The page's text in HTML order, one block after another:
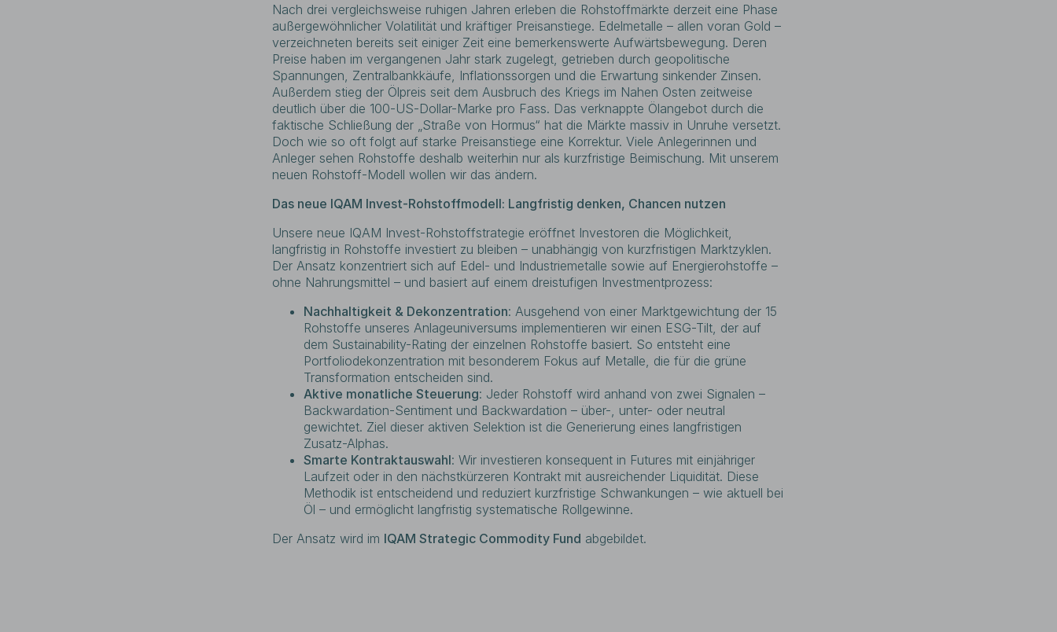
Nach drei vergleichsweise ruhigen Jahren erleben die Rohstoffmärkte derzeit eine Phase
außergewöhnlicher Volatilität und kräftiger Preisanstiege. Edelmetalle – allen voran Gold –
verzeichneten bereits seit einiger Zeit eine bemerkenswerte Aufwärtsbewegung. Deren
Preise haben im vergangenen Jahr stark zugelegt, getrieben durch geopolitische
Spannungen, Zentralbankkäufe, Inflationssorgen und die Erwartung sinkender Zinsen.
Außerdem stieg der Ölpreis seit dem Ausbruch des Kriegs im Nahen Osten zeitweise
deutlich über die 100-US-Dollar-Marke pro Fass. Das verknappte Ölangebot durch die
faktische Schließung der „Straße von Hormus“ hat die Märkte massiv in Unruhe versetzt.
Doch wie so oft folgt auf starke Preisanstiege eine Korrektur. Viele Anlegerinnen und
Anleger sehen Rohstoffe deshalb weiterhin nur als kurzfristige Beimischung. Mit unserem
neuen Rohstoff-Modell wollen wir das ändern.
Das neue IQAM Invest-Rohstoffmodell: Langfristig denken, Chancen nutzen
Unsere neue IQAM Invest-Rohstoffstrategie eröffnet Investoren die Möglichkeit,
langfristig in Rohstoffe investiert zu bleiben – unabhängig von kurzfristigen Marktzyklen.
Der Ansatz konzentriert sich auf Edel- und Industriemetalle sowie auf Energierohstoffe –
ohne Nahrungsmittel – und basiert auf einem dreistufigen Investmentprozess:
Nachhaltigkeit & Dekonzentration: Ausgehend von einer Marktgewichtung der 15
Rohstoffe unseres Anlageuniversums implementieren wir einen ESG-Tilt, der auf
dem Sustainability-Rating der einzelnen Rohstoffe basiert. So entsteht eine
Portfoliodekonzentration mit besonderem Fokus auf Metalle, die für die grüne
Transformation entscheiden sind.
Aktive monatliche Steuerung: Jeder Rohstoff wird anhand von zwei Signalen –
Backwardation-Sentiment und Backwardation – über-, unter- oder neutral
gewichtet. Ziel dieser aktiven Selektion ist die Generierung eines langfristigen
Zusatz-Alphas.
Smarte Kontraktauswahl: Wir investieren konsequent in Futures mit einjähriger
Laufzeit oder in den nächstkürzeren Kontrakt mit ausreichender Liquidität. Diese
Methodik ist entscheidend und reduziert kurzfristige Schwankungen – wie aktuell bei
Öl – und ermöglicht langfristig systematische Rollgewinne.
Der Ansatz wird im IQAM Strategic Commodity Fund abgebildet.